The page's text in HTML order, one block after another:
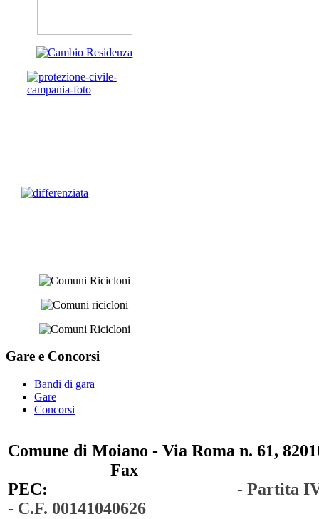
Gare e Concorsi
Bandi di gara
Gare
Concorsi
Comune di Moiano - Via Roma n. 61,
Fax
PEC:
- Partita
- C.F. 00141040626